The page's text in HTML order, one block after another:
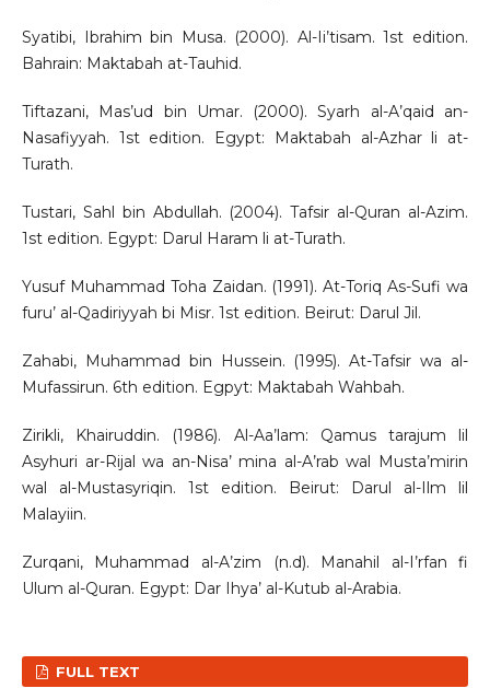
Syatibi, Ibrahim bin Musa. (2000). Al-Ii’tisam. 1st edition.
Bahrain: Maktabah at-Tauhid.
Tiftazani, Mas’ud bin Umar. (2000). Syarh al-A’qaid an-
Nasafiyyah. 1st edition. Egypt: Maktabah al-Azhar li at-
Turath.
Tustari, Sahl bin Abdullah. (2004). Tafsir al-Quran al-Azim.
1st edition. Egypt: Darul Haram li at-Turath.
Yusuf Muhammad Toha Zaidan. (1991). At-Toriq As-Sufi wa
furu’ al-Qadiriyyah bi Misr. 1st edition. Beirut: Darul Jil.
Zahabi, Muhammad bin Hussein. (1995). At-Tafsir wa al-
Mufassirun. 6th edition. Egpyt: Maktabah Wahbah.
Zirikli, Khairuddin. (1986). Al-Aa’lam: Qamus tarajum lil
Asyhuri ar-Rijal wa an-Nisa’ mina al-A’rab wal Musta’mirin
wal al-Mustasyriqin. 1st edition. Beirut: Darul al-Ilm lil
Malayiin.
Zurqani, Muhammad al-A’zim (n.d). Manahil al-I’rfan fi
Ulum al-Quran. Egypt: Dar Ihya’ al-Kutub al-Arabia.
FULL TEXT